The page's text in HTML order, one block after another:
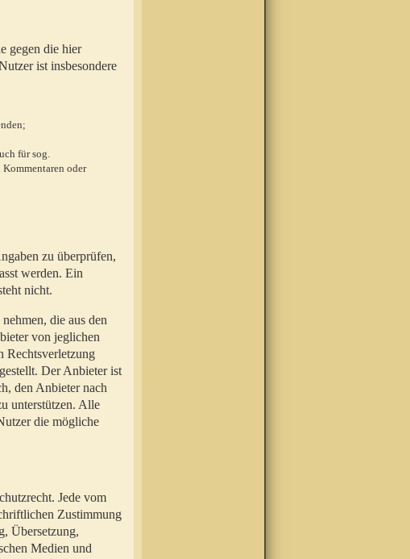
gegen die hier
ist insbesondere
für sog.
oder
zu überprüfen,
werden. Ein
nicht.
die aus den
von jeglichen
Rechtsverletzung
Der Anbieter ist
den Anbieter nach
unterstützen. Alle
die mögliche
Jede vom
Zustimmung
Übersetzung,
Medien und